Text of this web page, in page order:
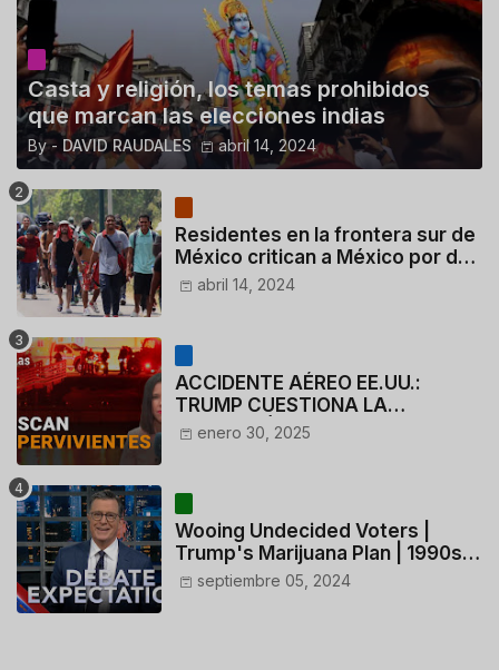
Casta y religión, los temas prohibidos
que marcan las elecciones indias
By - DAVID RAUDALES abril 14, 2024
Residentes en la frontera sur de
México critican a México por dar
110 dólares a migrantes
abril 14, 2024
ACCIDENTE AÉREO EE.UU.:
TRUMP CUESTIONA LA
ACTUACIÓN DE LOS
enero 30, 2025
Wooing Undecided Voters |
Trump's Marijuana Plan | 1990s
Porn Expert Mark Robinson
septiembre 05, 2024